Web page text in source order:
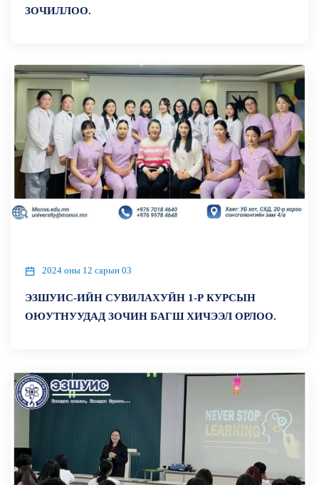
ЗОЧИЛЛОО.
2024 оны 12 сарын 03
ЭЗШУИС-ИЙН СУВИЛАХУЙН 1-Р КУРСЫН
ОЮУТНУУДАД ЗОЧИН БАГШ ХИЧЭЭЛ ОРЛОО.